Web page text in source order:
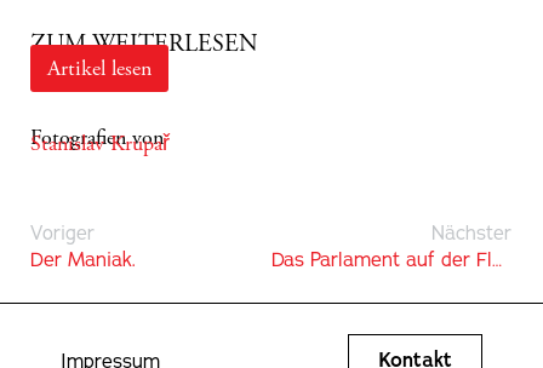
ZUM WEITERLESEN
Artikel lesen
Fotografien von
Stanislav Krupař
Voriger
Der Maniak.
Nächster
Das Parlament auf der Flucht
Impressum Kontakt